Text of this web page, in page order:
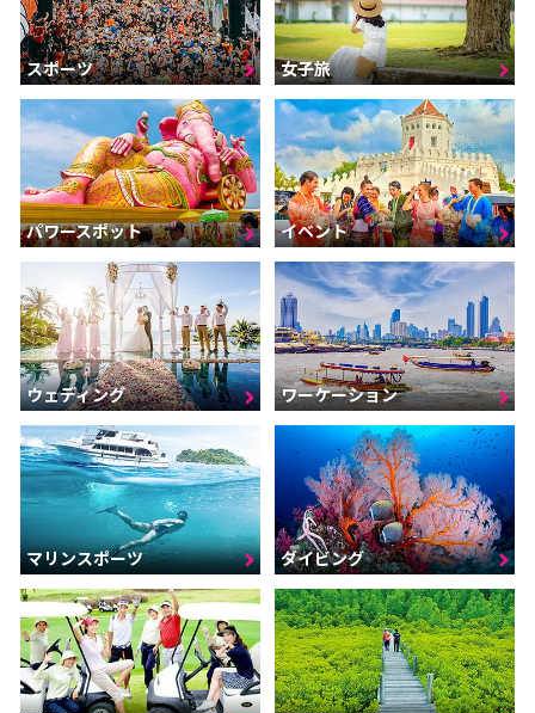
スポーツ 女子旅
パワースポット イベント
ウェディング ワーケーション
マリンスポーツ ダイビング